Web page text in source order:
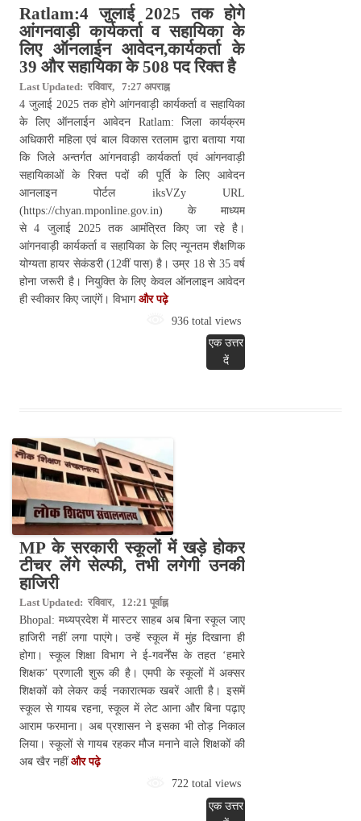
Ratlam:4 जुलाई 2025 तक होगे
आंगनवाड़ी कार्यकर्ता व सहायिका के
लिए ऑनलाईन आवेदन,कार्यकर्ता के
39 और सहायिका के 508 पद रिक्त है
Last Updated: रविवार, 7:27 अपराह्न
4 जुलाई 2025 तक होगे आंगनवाड़ी कार्यकर्ता व सहायिका
के लिए ऑनलाईन आवेदन Ratlam: जिला कार्यक्रम
अधिकारी महिला एवं बाल विकास रतलाम द्वारा बताया गया
कि जिले अन्तर्गत आंगनवाड़ी कार्यकर्ता एवं आंगनवाड़ी
सहायिकाओं के रिक्त पदों की पूर्ति के लिए आवेदन
आनलाइन पोर्टल iksVZy URL
(https://chyan.mponline.gov.in) के माध्यम
से 4 जुलाई 2025 तक आमंत्रित किए जा रहे है।
आंगनवाड़ी कार्यकर्ता व सहायिका के लिए न्यूनतम शैक्षणिक
योग्यता हायर सेकंडरी (12वीं पास) है। उम्र 18 से 35 वर्ष
होना जरूरी है। नियुक्ति के लिए केवल ऑनलाइन आवेदन
ही स्वीकार किए जाएंगें। विभाग और पढ़े
936 total views
एक उत्तर
दें
MP के सरकारी स्कूलों में खड़े होकर
टीचर लेंगे सेल्फी, तभी लगेगी उनकी
हाजिरी
Last Updated: रविवार, 12:21 पूर्वाह्न
Bhopal: मध्यप्रदेश में मास्टर साहब अब बिना स्कूल जाए
हाजिरी नहीं लगा पाएंगे। उन्हें स्कूल में मुंह दिखाना ही
होगा। स्कूल शिक्षा विभाग ने ई-गवर्नेंस के तहत ‘हमारे
शिक्षक’ प्रणाली शुरू की है। एमपी के स्कूलों में अक्सर
शिक्षकों को लेकर कई नकारात्मक खबरें आती है। इसमें
स्कूल से गायब रहना, स्कूल में लेट आना और बिना पढ़ाए
आराम फरमाना। अब प्रशासन ने इसका भी तोड़ निकाल
लिया। स्कूलों से गायब रहकर मौज मनाने वाले शिक्षकों की
अब खैर नहीं और पढ़े
722 total views
एक उत्तर